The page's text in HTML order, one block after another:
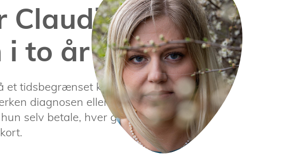
Claudias
i to år?
et tidsbegrænset kørekort. Men
diagnosen eller hendes
selv betale, hver gang hun